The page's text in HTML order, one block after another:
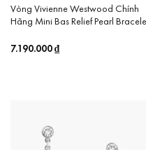
Vòng Vivienne Westwood Chính
Hãng Mini Bas Relief Pearl
7.190.000₫